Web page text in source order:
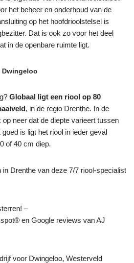
het beheer en onderhoud van de
op het hoofdrioolstelsel is
Dat is ook zo voor het deel
in de openbare ruimte ligt.
Globaal ligt een riool op 80
, in de regio Drenthe. In de
neer dat de diepte varieert tussen
is ligt het riool in ieder geval
of 40 cm diep.
in Drenthe van deze 7/7 riool-specialist
–
en Google reviews van AJ
voor Dwingeloo, Westerveld